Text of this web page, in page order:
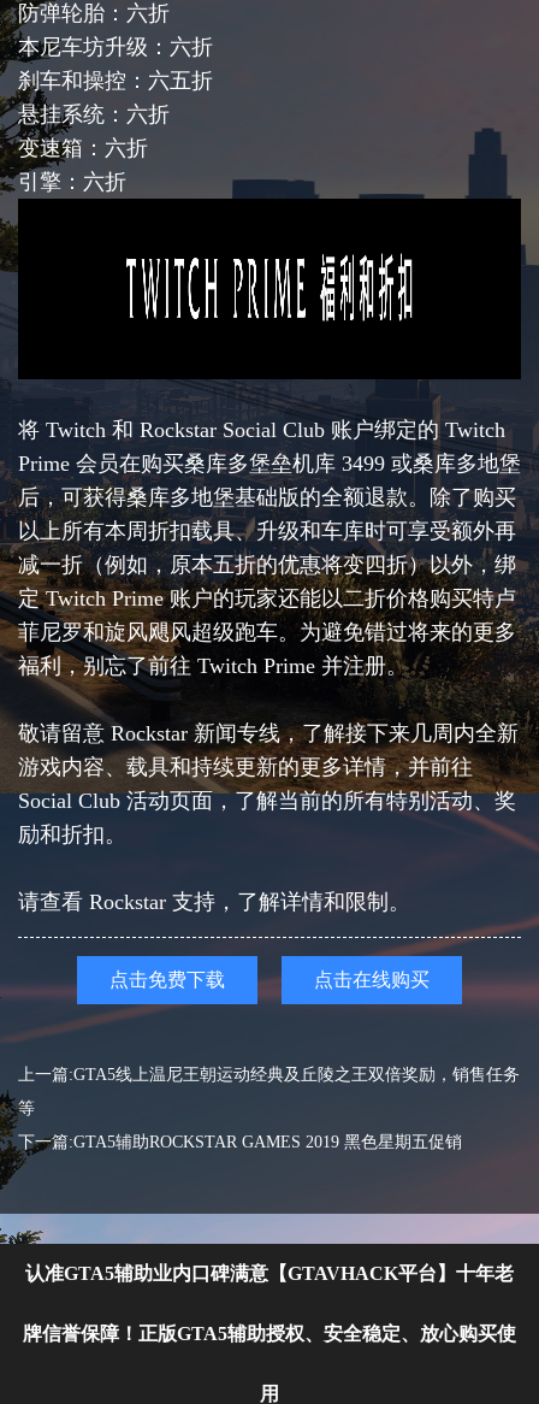
防弹轮胎：六折
本尼车坊升级：六折
刹车和操控：六五折
悬挂系统：六折
变速箱：六折
引擎：六折
将 Twitch 和 Rockstar Social Club 账户绑定的 Twitch
Prime 会员在购买桑库多堡垒机库 3499 或桑库多地堡
后，可获得桑库多地堡基础版的全额退款。除了购买
以上所有本周折扣载具、升级和车库时可享受额外再
减一折（例如，原本五折的优惠将变四折）以外，绑
定 Twitch Prime 账户的玩家还能以二折价格购买特卢
菲尼罗和旋风飓风超级跑车。为避免错过将来的更多
福利，别忘了前往 Twitch Prime 并注册。
敬请留意 Rockstar 新闻专线，了解接下来几周内全新
游戏内容、载具和持续更新的更多详情，并前往
Social Club 活动页面，了解当前的所有特别活动、奖
励和折扣。
请查看 Rockstar 支持，了解详情和限制。
点击免费下载 点击在线购买
上一篇:GTA5线上温尼王朝运动经典及丘陵之王双倍奖励，销售任务
等
下一篇:GTA5辅助ROCKSTAR GAMES 2019 黑色星期五促销
认准GTA5辅助业内口碑满意【GTAVHACK平台】十年老
牌信誉保障！正版GTA5辅助授权、安全稳定、放心购买使
用